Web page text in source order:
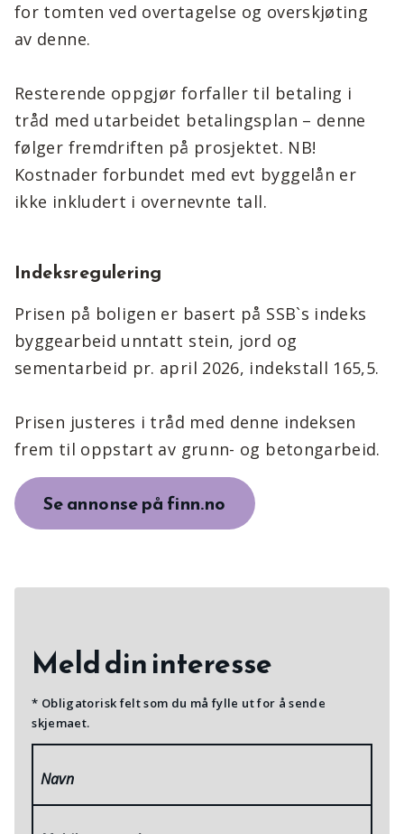
for tomten ved overtagelse og overskjøting
av denne.
Resterende oppgjør forfaller til betaling i
tråd med utarbeidet betalingsplan – denne
følger fremdriften på prosjektet. NB!
Kostnader forbundet med evt byggelån er
ikke inkludert i overnevnte tall.
Indeksregulering
Prisen på boligen er basert på SSB`s indeks
byggearbeid unntatt stein, jord og
sementarbeid pr. april 2026, indekstall 165,5.
Prisen justeres i tråd med denne indeksen
frem til oppstart av grunn- og betongarbeid.
Se annonse på finn.no
Meld din interesse
* Obligatorisk felt som du må fylle ut for å sende
skjemaet.
Navn